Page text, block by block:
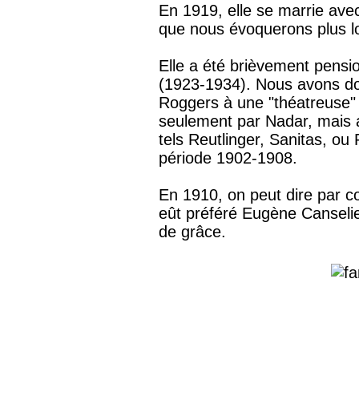
En 1919, elle se marrie
que nous évoquerons plus
Elle a été brièvement
(1923-1934). Nous avons
Roggers à une
seulement par Nadar,
tels Reutlinger, Sanitas, ou
période 1902-1908.
En 1910, on peut dire par
eût préféré Eugène
de grâce.